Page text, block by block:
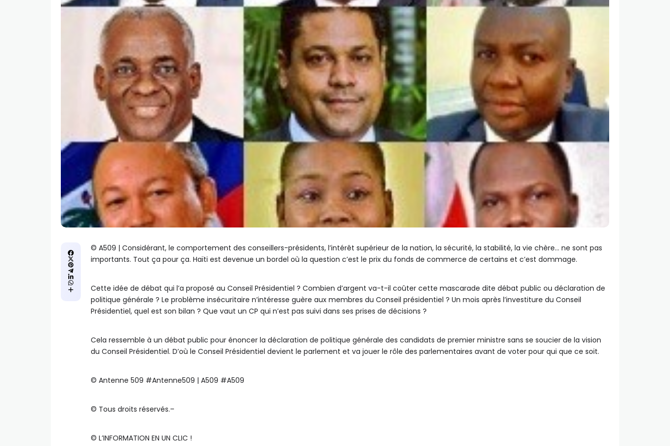
©️ A509 | Considérant, le comportement des conseillers-présidents, l’intérêt supérieur de la nation, la sécurité, la stabilité, la vie chère… ne sont pas
importants. Tout ça pour ça. Haïti est devenue un bordel où la question c’est le prix du fonds de commerce de certains et c’est dommage.
Cette idée de débat qui l’a proposé au Conseil Présidentiel ? Combien d’argent va-t-il coûter cette mascarade dite débat public ou déclaration de
politique générale ? Le problème insécuritaire n’intéresse guère aux membres du Conseil présidentiel ? Un mois après l’investiture du Conseil
Présidentiel, quel est son bilan ? Que vaut un CP qui n’est pas suivi dans ses prises de décisions ?
Cela ressemble à un débat public pour énoncer la déclaration de politique générale des candidats de premier ministre sans se soucier de la vision
du Conseil Présidentiel. D’où le Conseil Présidentiel devient le parlement et va jouer le rôle des parlementaires avant de voter pour qui que ce soit.
©️ Antenne 509 #Antenne509 | A509 #A509
©️ Tous droits réservés.–
©️ L’INFORMATION EN UN CLIC !